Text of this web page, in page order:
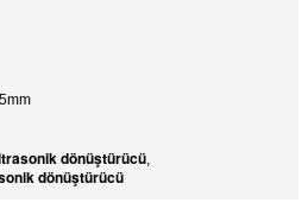
dönüştürücü,
dönüştürücü